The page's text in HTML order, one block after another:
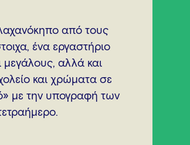
από τους
ένα εργαστήριο
αλλά και
και χρώματα σε
με την υπογραφή των